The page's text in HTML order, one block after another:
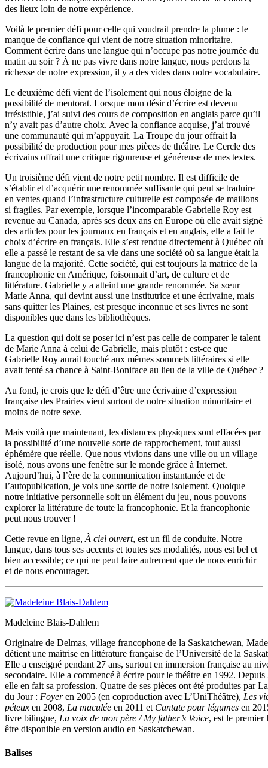
des lieux loin de notre expérience.
Voilà le premier défi pour celle qui voudrait prendre la plume : le
manque de confiance qui vient de notre situation minoritaire.
Comment écrire dans une langue qui n’occupe pas notre journée du
matin au soir ? À ne pas vivre dans notre langue, nous perdons la
richesse de notre expression, il y a des vides dans notre vocabulaire.
Le deuxième défi vient de l’isolement qui nous éloigne de la
possibilité de mentorat. Lorsque mon désir d’écrire est devenu
irrésistible, j’ai suivi des cours de composition en anglais parce qu’il
n’y avait pas d’autre choix. Avec la confiance acquise, j’ai trouvé
une communauté qui m’appuyait. La Troupe du jour offrait la
possibilité de production pour mes pièces de théâtre. Le Cercle des
écrivains offrait une critique rigoureuse et généreuse de mes textes.
Un troisième défi vient de notre petit nombre. Il est difficile de
s’établir et d’acquérir une renommée suffisante qui peut se traduire
en ventes quand l’infrastructure culturelle est composée de maillons
si fragiles. Par exemple, lorsque l’incomparable Gabrielle Roy est
revenue au Canada, après ses deux ans en Europe où elle avait signé
des articles pour les journaux en français et en anglais, elle a fait le
choix d’écrire en français. Elle s’est rendue directement à Québec où
elle a passé le restant de sa vie dans une société où sa langue était la
langue de la majorité. Cette société, qui est toujours la matrice de la
francophonie en Amérique, foisonnait d’art, de culture et de
littérature. Gabrielle y a atteint une grande renommée. Sa sœur
Marie Anna, qui devint aussi une institutrice et une écrivaine, mais
sans quitter les Plaines, est presque inconnue et ses livres ne sont
disponibles que dans les bibliothèques.
La question qui doit se poser ici n’est pas celle de comparer le talent
de Marie Anna à celui de Gabrielle, mais plutôt : est-ce que
Gabrielle Roy aurait touché aux mêmes sommets littéraires si elle
avait tenté sa chance à Saint-Boniface au lieu de la ville de Québec ?
Au fond, je crois que le défi d’être une écrivaine d’expression
française des Prairies vient surtout de notre situation minoritaire et
moins de notre sexe.
Mais voilà que maintenant, les distances physiques sont effacées par
la possibilité d’une nouvelle sorte de rapprochement, tout aussi
éphémère que réelle. Que nous vivions dans une ville ou un village
isolé, nous avons une fenêtre sur le monde grâce à Internet.
Aujourd’hui, à l’ère de la communication instantanée et de
l’autopublication, je vois une sortie de notre isolement. Quoique
notre initiative personnelle soit un élément du jeu, nous pouvons
explorer la littérature de toute la francophonie. Et la francophonie
peut nous trouver !
Cette revue en ligne, À ciel ouvert, est un fil de conduite. Notre
langue, dans tous ses accents et toutes ses modalités, nous est bel et
bien accessible; ce qui ne peut faire autrement que de nous enrichir
et de nous encourager.
Madeleine Blais-Dahlem
Originaire de Delmas, village francophone de la Saskatchewan,
détient une maîtrise en littérature française de l’Université de la
Elle a enseigné pendant 27 ans, surtout en immersion française au
secondaire. Elle a commencé à écrire pour le théâtre en 1992. Depuis
elle en fait sa profession. Quatre de ses pièces ont été produites par
du Jour : Foyeren 2005 (en coproduction avec L’UniThéâtre), Les
péteux en 2008, La maculée en 2011 et Cantate pour légumes en
livre bilingue, La voix de mon père / My father’s Voice, est le premier
être disponible en version audio en Saskatchewan.
Balises